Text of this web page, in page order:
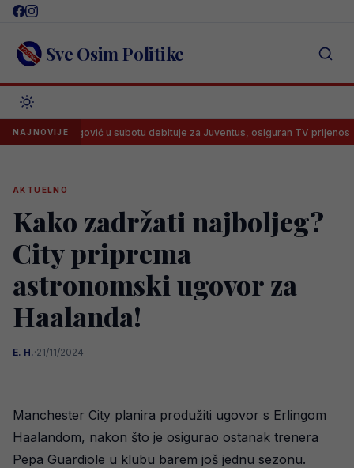
Skip
content Sve Osim Politike
NAJNOVIJE
Alajbegović u subotu debituje za Juventus, osiguran TV prijenos
AKTUELNO
Kako zadržati najboljeg?
City priprema
astronomski ugovor za
Haalanda!
E. H.·21/11/2024
Manchester City planira produžiti ugovor s Erlingom
Haalandom, nakon što je osigurao ostanak trenera
Pepa Guardiole u klubu barem još jednu sezonu.